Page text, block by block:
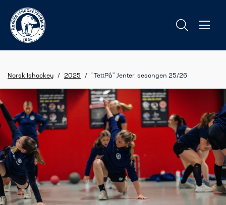
Norsk Ishockey / 2025 / "TettPå" Jenter, sesongen 25/26